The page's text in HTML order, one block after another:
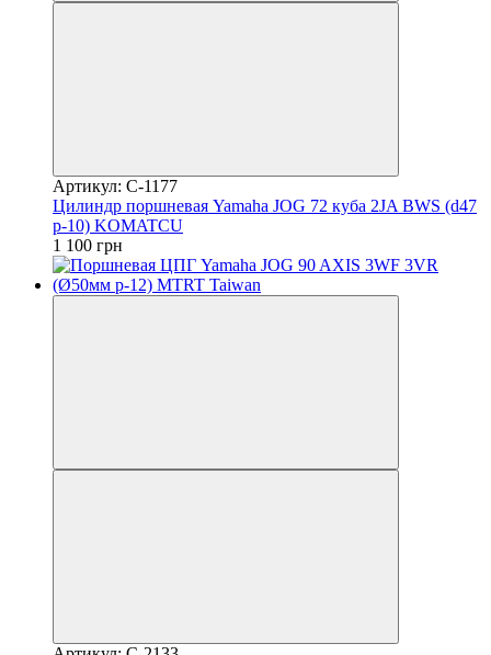
Артикул: C-1177
Цилиндр поршневая Yamaha JOG 72 куба 2JA BWS (d47
p-10) KOMATCU
1 100 грн